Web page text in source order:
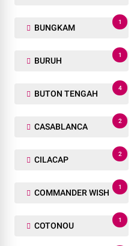
BUNGKAM
1
BURUH
1
BUTON TENGAH
4
CASABLANCA
2
CILACAP
2
COMMANDER WISH
1
COTONOU
1